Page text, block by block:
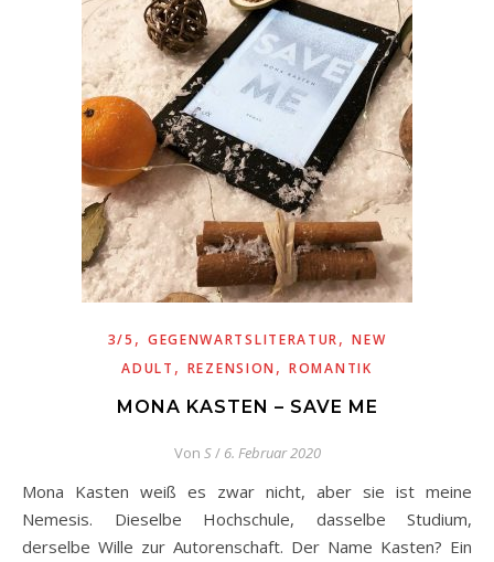
3/5 , GEGENWARTSLITERATUR,NEW
ADULT , REZENSION ,ROMANTIK
MONA KASTEN – SAVE ME
Von S/ 6. Februar 2020
Mona Kasten weiß es zwar nicht, aber sie ist meine
Nemesis. Dieselbe Hochschule, dasselbe Studium,
derselbe Wille zur Autorenschaft. Der Name Kasten? Ein